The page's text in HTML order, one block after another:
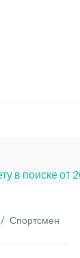
в поиске от
Спортсмен